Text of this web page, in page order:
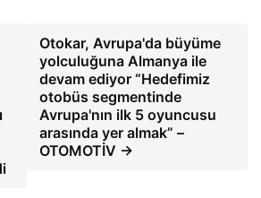
Otokar, Avrupa'da büyüme
yolculuğuna Almanya ile
devam ediyor “Hedefimiz
otobüs segmentinde
Avrupa'nın ilk 5 oyuncusu
arasında yer almak” –
OTOMOTİV →